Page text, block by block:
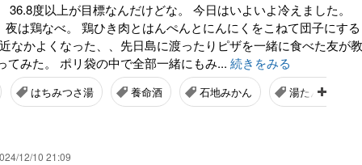
36.8度以上が目標なんだけどな。 今日はいよいよ冷えました。
夜は鶏なべ。 鶏ひき肉とはんぺんとにんにくをこねて団子にする
なかよくなった、、先日島に渡ったりピザを一緒に食べた友が教
てみた。 ポリ袋の中で全部一緒にもみ... 続きをみる
はちみつさ湯 養命酒 石地みかん 湯たんぽ
12/10 21:09